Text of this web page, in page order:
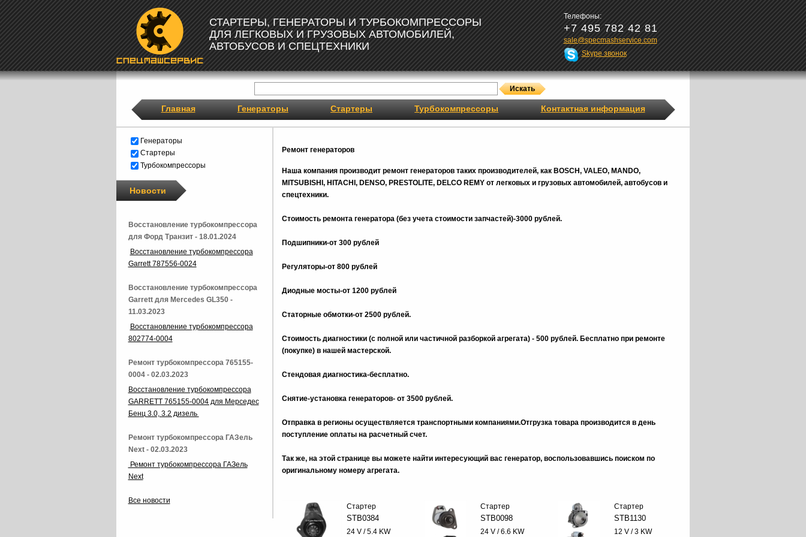
СТАРТЕРЫ, ГЕНЕРАТОРЫ И ТУРБОКОМПРЕССОРЫ
ДЛЯ ЛЕГКОВЫХ И ГРУЗОВЫХ АВТОМОБИЛЕЙ,
АВТОБУСОВ И СПЕЦТЕХНИКИ
Телефоны:
+7 495 782 42 81
sale@specmashservice.com
Skype звонок
Главная Генераторы Стартеры Турбокомпрессоры Контактная информация
Ремонт генераторов
Наша компания производит ремонт генераторов таких производителей, как BOSCH, VALEO, MANDO,
MITSUBISHI, HITACHI, DENSO, PRESTOLITE, DELCO REMY от легковых и грузовых автомобилей, автобусов и
спецтехники.
Стоимость ремонта генератора (без учета стоимости запчастей)-3000 рублей.
Подшипники-от 300 рублей
Регуляторы-от 800 рублей
Диодные мосты-от 1200 рублей
Статорные обмотки-от 2500 рублей.
Стоимость диагностики (с полной или частичной разборкой агрегата) - 500 рублей. Бесплатно при ремонте
(покупке) в нашей мастерской.
Стендовая диагностика-бесплатно.
Снятие-установка генераторов- от 3500 рублей.
Отправка в регионы осуществляется транспортными компаниями.Отгрузка товара производится в день
поступление оплаты на расчетный счет.
Так же, на этой странице вы можете найти интересующий вас генератор, воспользовавшись поиском по
оригинальному номеру агрегата.
Стартер
STB0384
24 V / 5.4 KW
Стартер
STB0098
24 V / 6.6 KW
Стартер
STB1130
12 V / 3 KW
Генераторы
Стартеры
Турбокомпрессоры
Новости
Восстановление турбокомпрессора
для Форд Транзит - 18.01.2024
Восстановление турбокомпрессора
Garrett 787556-0024
Восстановление турбокомпрессора
Garrett для Mercedes GL350 -
11.03.2023
Восстановление турбокомпрессора
802774-0004
Ремонт турбокомпрессора 765155-
0004 - 02.03.2023
Восстановление турбокомпрессора
GARRETT 765155-0004 для Мерседес
Бенц 3.0, 3.2 дизель
Ремонт турбокомпрессора ГАЗель
Next - 02.03.2023
Ремонт турбокомпрессора ГАЗель
Next
Все новости